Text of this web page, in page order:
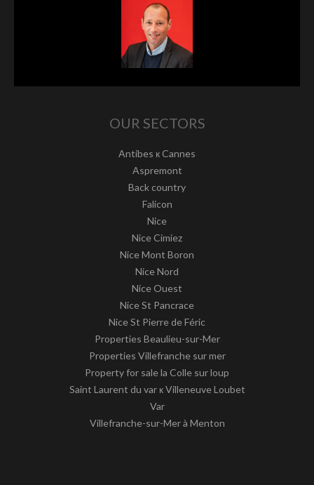
OUR SECTORS
Antibes к Cannes
Aspremont
Back country
Falicon
Nice
Nice Cimiez
Nice Mont Boron
Nice Nord
Nice Ouest
Nice St Pancrace
Nice St Pierre de Féric
Properties Beaulieu-sur-Mer
Properties Villefranche sur mer
Property for sale la Colle sur loup
Saint Laurent du var к Villeneuve Loubet
Var
Villefranche-sur-Mer à Menton